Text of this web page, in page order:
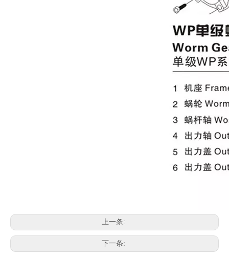
上一条:
下一条: